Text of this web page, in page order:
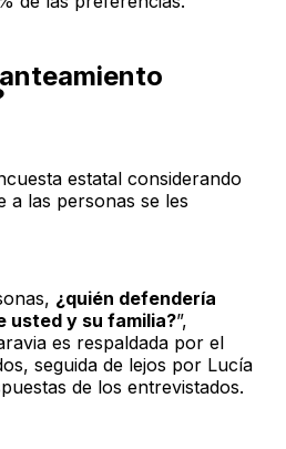
estatal considerando
a las personas se les
¿quién defendería
usted y su familia?”,
es respaldada por el
seguida de lejos por Lucía
de los entrevistados.